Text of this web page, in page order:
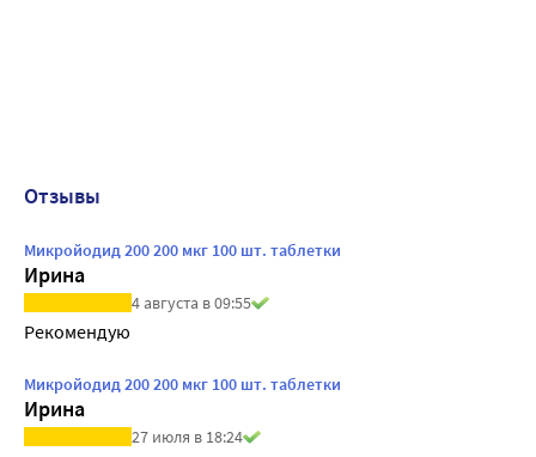
Отзывы
Микройодид 200 200 мкг 100 шт. таблетки
Ирина
4 августа в 09:55
Рекомендую
Микройодид 200 200 мкг 100 шт. таблетки
Ирина
27 июля в 18:24